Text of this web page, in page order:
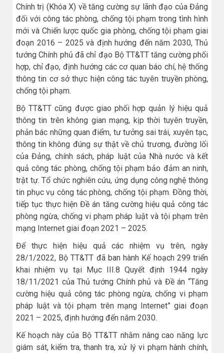
Chính trị (Khóa X) về tăng cường sự lãnh đạo của Đảng
đối với công tác phòng, chống tội phạm trong tình hình
mới và Chiến lược quốc gia phòng, chống tội phạm giai
đoạn 2016 – 2025 và định hướng đến năm 2030, Thủ
tướng Chính phủ đã chỉ đạo Bộ TT&TT tăng cường phối
hợp, chỉ đạo, định hướng các cơ quan báo chí, hệ thống
thông tin cơ sở thực hiện công tác tuyên truyền phòng,
chống tội phạm.
Bộ TT&TT cũng được giao phối hợp quản lý hiệu quả
thông tin trên không gian mạng, kịp thời tuyên truyền,
phản bác những quan điểm, tư tưởng sai trái, xuyên tạc,
thông tin không đúng sự thật về chủ trương, đường lối
của Đảng, chính sách, pháp luật của Nhà nước và kết
quả công tác phòng, chống tội phạm bảo đảm an ninh,
trật tự. Tổ chức nghiên cứu, ứng dụng công nghệ thông
tin phục vụ công tác phòng, chống tội phạm. Đồng thời,
tiếp tục thực hiện Đề án tăng cường hiệu quả công tác
phòng ngừa, chống vi phạm pháp luật và tội phạm trên
mạng Internet giai đoạn 2021 – 2025.
Để thực hiện hiệu quả các nhiệm vụ trên, ngày
28/1/2022, Bộ TT&TT đã ban hành Kế hoạch 299 triển
khai nhiệm vụ tại Mục III.8 Quyết định 1944 ngày
18/11/2021 của Thủ tướng Chính phủ và Đề án “Tăng
cường hiệu quả công tác phòng ngừa, chống vi phạm
pháp luật và tội phạm trên mạng Internet” giai đoạn
2021 – 2025, định hướng đến năm 2030.
Kế hoạch này của Bộ TT&TT nhằm nâng cao năng lực
giám sát, kiểm tra, thanh tra, xử lý vi phạm hành chính,